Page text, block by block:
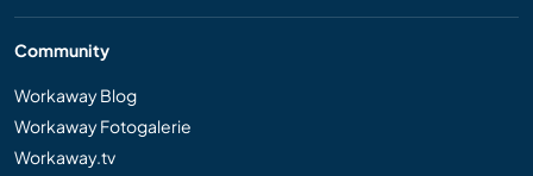
Community
Workaway Blog
Workaway Fotogalerie
Workaway.tv